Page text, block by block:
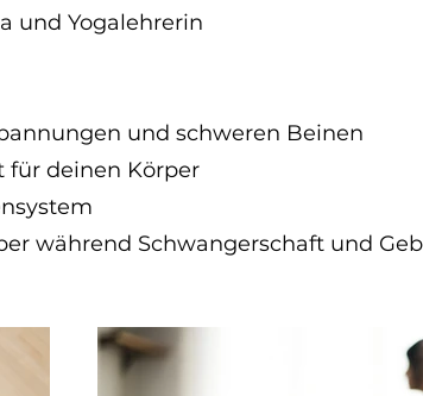
und Yogalehrerin
und schweren Beinen
deinen Körper
während Schwangerschaft und